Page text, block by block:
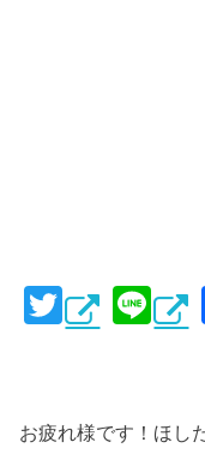
T
wi
er
Li
n
お疲れ様です！ほし